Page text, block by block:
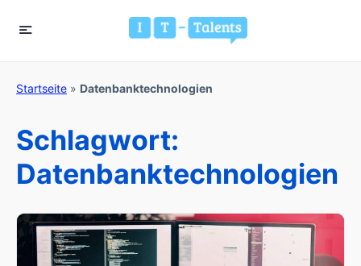
Startseite » Datenbanktechnologien
Schlagwort:
Datenbanktechnologien